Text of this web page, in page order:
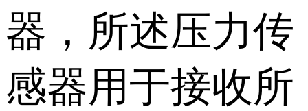
器，所述压力传
感器用于接收所